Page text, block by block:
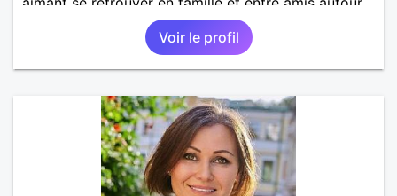
d'un bon repas, d'un pique-nique sur la plage, pour
des balades à deux ou entre amis etc...
Voir le profil